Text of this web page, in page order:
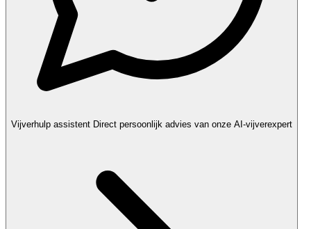
Vijverhulp assistent Direct persoonlijk advies van onze AI-vijverexpert